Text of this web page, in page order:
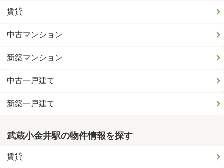
賃貸
中古マンション
新築マンション
中古一戸建て
新築一戸建て
武蔵小金井駅の物件情報を探す
賃貸